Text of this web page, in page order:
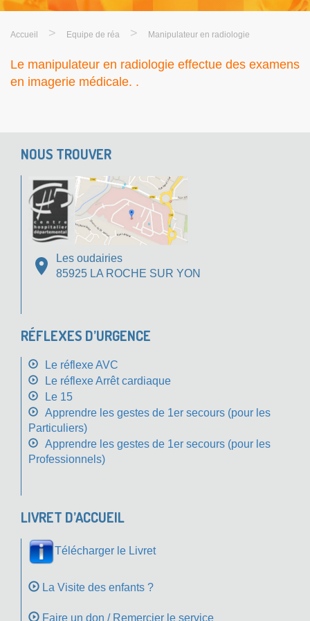
Accueil > Equipe de réa > Manipulateur en radiologie
Le manipulateur en radiologie effectue des examens
en imagerie médicale. .
NOUS TROUVER
Les oudairies
85925 LA ROCHE SUR YON
RÉFLEXES D’URGENCE
Le réflexe AVC
Le réflexe Arrêt cardiaque
Le 15
Apprendre les gestes de 1er secours (pour les
Particuliers)
Apprendre les gestes de 1er secours (pour les
Professionnels)
LIVRET D’ACCUEIL
Télécharger le Livret
La Visite des enfants ?
Faire un don / Remercier le service